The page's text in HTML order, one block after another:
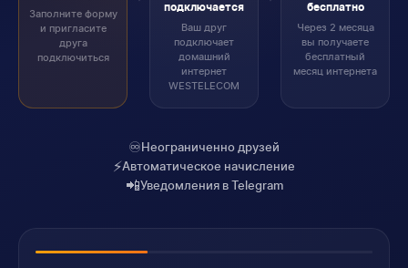
Заполните форму
и пригласите
друга
подключиться
подключается
Ваш друг
подключает
домашний
интернет
WESTELECOM
бесплатно
Через 2 месяца
вы получаете
бесплатный
месяц интернета
♾️Неограниченно друзей
⚡Автоматическое начисление
📲Уведомления в Telegram